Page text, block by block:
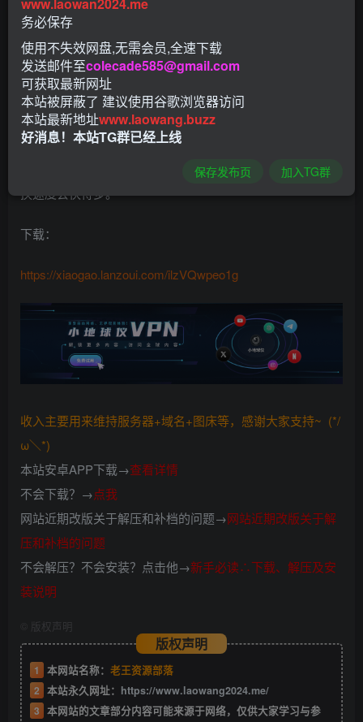
软件介绍：
文件转换器将在几乎所有文件格式之间转换，同时节省您的
时间和电池。使用我们的文件转换应用程序从2000 多种源格
式转换音频、电子书、视频、3D 模型、文档、演示文稿、
CAD 绘图、图像、LaTeX、字体、电子表格、Gerber PCB
甚至元数据！File Converter 应用程序在云中转换文件，因此
不会浪费您的电池，您可以继续使用您的设备，并且您的转
换速度会快得多。
下载：
https://xiaogao.lanzoui.com/ilzVQwpeo1g
收入主要用来维持服务器+域名+图床等，感谢大家支持~ (*/
ω＼*)
本站安卓APP下载→查看详情
不会下载？→点我
网站近期改版关于解压和补档的问题→网站近期改版关于解
压和补档的问题
不会解压？不会安装？点击他→新手必读∴下载、解压及安
装说明
版权声明
版权声明
1 本网站名称： 老王资源部落
2 本站永久网址： https://www.laowang2024.me/
3 本网站的文章部分内容可能来源于网络，仅供大家学习与参
务必保存
使用不失效网盘,无需会员,全速下载
发送邮件至colecade585@gmail.com
可获取最新网址
本站被屏蔽了 建议使用谷歌浏览器访问
本站最新地址www.laowang.buzz
好消息！本站TG群已经上线
保存发布页 加入TG群